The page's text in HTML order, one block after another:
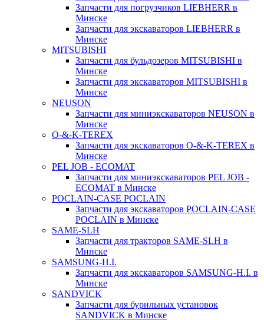
Запчасти для погрузчиков LIEBHERR в
Минске
Запчасти для экскаваторов LIEBHERR в
Минске
MITSUBISHI
Запчасти для бульдозеров MITSUBISHI в
Минске
Запчасти для экскаваторов MITSUBISHI в
Минске
NEUSON
Запчасти для миниэкскаваторов NEUSON в
Минске
O-&-K-TEREX
Запчасти для экскаваторов O-&-K-TEREX в
Минске
PEL JOB - ECOMAT
Запчасти для миниэкскаваторов PEL JOB -
ECOMAT в Минске
POCLAIN-CASE POCLAIN
Запчасти для экскаваторов POCLAIN-CASE
POCLAIN в Минске
SAME-SLH
Запчасти для тракторов SAME-SLH в
Минске
SAMSUNG-H.I.
Запчасти для экскаваторов SAMSUNG-H.I. в
Минске
SANDVICK
Запчасти для бурильных установок
SANDVICK в Минске